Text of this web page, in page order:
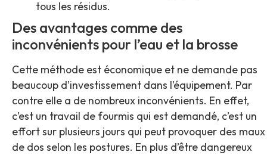
tous les résidus.
Des avantages comme des
inconvénients pour l’eau et la brosse
Cette méthode est économique et ne demande pas
beaucoup d’investissement dans l’équipement. Par
contre elle a de nombreux inconvénients. En effet,
c’est un travail de fourmis qui est demandé, c’est un
effort sur plusieurs jours qui peut provoquer des maux
de dos selon les postures. En plus d’être dangereux